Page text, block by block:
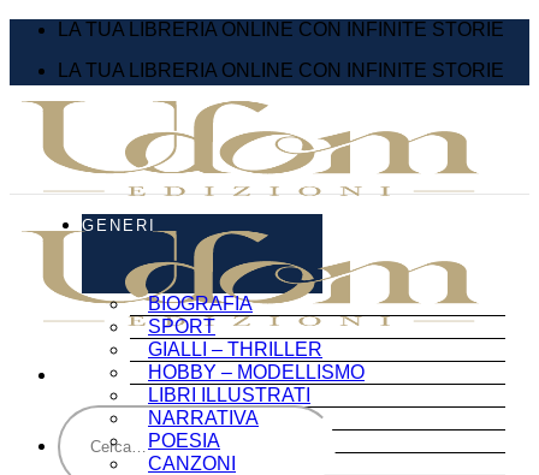
Salta
contenuti
LA TUA LIBRERIA ONLINE CON INFINITE STORIE
LA TUA LIBRERIA ONLINE CON INFINITE STORIE
Cerca:
GENERI
BIOGRAFIA
SPORT
GIALLI – THRILLER
HOBBY – MODELLISMO
LIBRI ILLUSTRATI
NARRATIVA
POESIA
CANZONI